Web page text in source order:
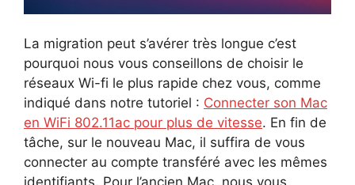
La migration peut s’avérer très longue c’est
pourquoi nous vous conseillons de choisir le
réseaux Wi-fi le plus rapide chez vous, comme
indiqué dans notre tutoriel : Connecter son Mac
en WiFi 802.11ac pour plus de vitesse. En fin de
tâche, sur le nouveau Mac, il suffira de vous
connecter au compte transféré avec les mêmes